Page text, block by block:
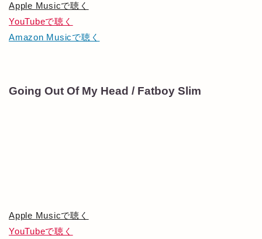
Apple Musicで聴く
YouTubeで聴く
Amazon Musicで聴く
Going Out Of My Head / Fatboy Slim
Apple Musicで聴く
YouTubeで聴く